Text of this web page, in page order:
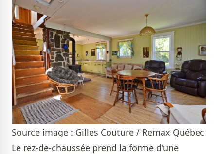
Source image : Gilles Couture / Remax Québec
Le rez-de-chaussée prend la forme d'une